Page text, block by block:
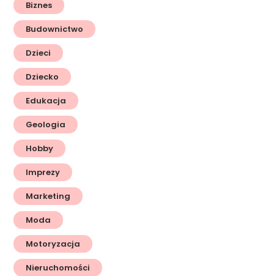
Biznes
Budownictwo
Dzieci
Dziecko
Edukacja
Geologia
Hobby
Imprezy
Marketing
Moda
Motoryzacja
Nieruchomości